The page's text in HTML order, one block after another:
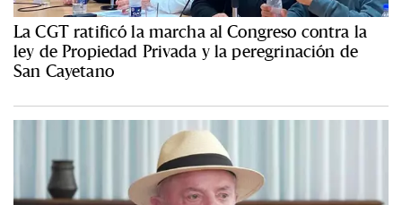
La CGT ratificó la marcha al Congreso contra la
ley de Propiedad Privada y la peregrinación de
San Cayetano